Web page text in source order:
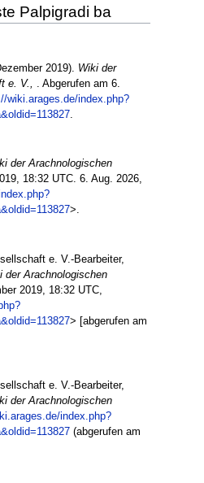
Palpigradi ba
2019). Wiki der
e. V., . Abgerufen am 6.
wiki.arages.de/index.php?
.
der Arachnologischen
18:32 UTC. 6. Aug. 2026,
>.
e. V.-Bearbeiter,
der Arachnologischen
2019, 18:32 UTC,
> [abgerufen am
e. V.-Bearbeiter,
der Arachnologischen
index.php?
(abgerufen am